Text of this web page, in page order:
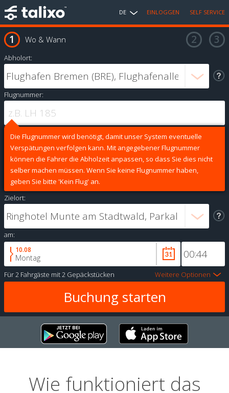
DE EINLOGGEN SELF SERVICE
Wo & Wann
Abholort:
Flugnummer:
Die Flugnummer wird benötigt, damit unser System eventuelle
Verspätungen verfolgen kann. Mit angegebener Flugnummer
können die Fahrer die Abholzeit anpassen, so dass Sie dies nicht
selber machen müssen. Wenn Sie keine Flugnummer haben,
geben Sie bitte 'Kein Flug' an.
Zielort:
am:
10.08
Montag
Für2 Fahrgäste mit2 Gepäckstücken Weitere Optionen
Wie funktioniert das